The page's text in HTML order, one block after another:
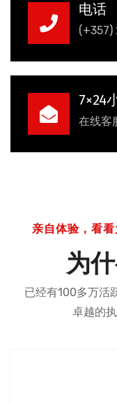
电话
7×24
在线客
亲自体验，看
为
已经有100多万活
卓越的